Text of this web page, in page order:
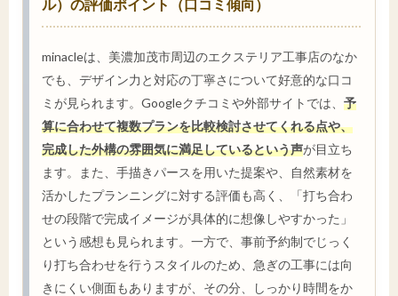
ル）の評価ポイント（口コミ傾向）
minacleは、美濃加茂市周辺のエクステリア工事店のなか
でも、デザイン力と対応の丁寧さについて好意的な口コ
ミが見られます。Googleクチコミや外部サイトでは、 予
算に合わせて複数プランを比較検討させてくれる点や、
完成した外構の雰囲気に満足しているという声が目立ち
ます。また、手描きパースを用いた提案や、自然素材を
活かしたプランニングに対する評価も高く、「打ち合わ
せの段階で完成イメージが具体的に想像しやすかった」
という感想も見られます。一方で、事前予約制でじっく
り打ち合わせを行うスタイルのため、急ぎの工事には向
きにくい側面もありますが、その分、しっかり時間をか